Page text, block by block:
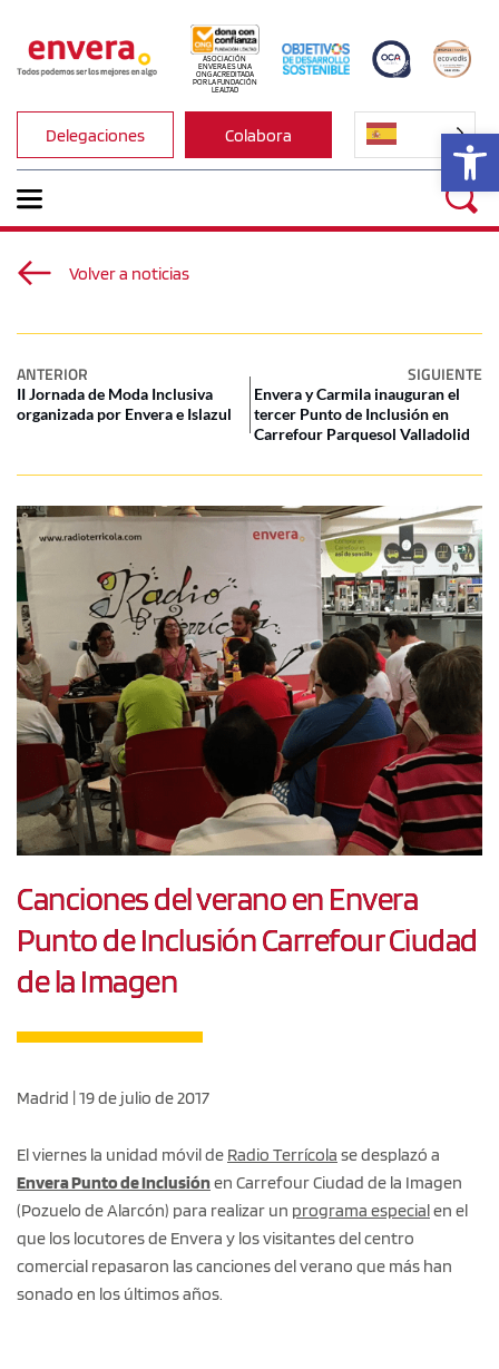
ASOCIACIÓN
ENVERA ES UNA
ONG ACREDITADA
POR LA FUNDACIÓN
LEALTAD
Delegaciones Colabora
Volver a noticias
ANTERIOR SIGUIENTE
II Jornada de Moda Inclusiva
organizada por Envera e Islazul
Envera y Carmila inauguran el
tercer Punto de Inclusión en
Carrefour Parquesol Valladolid
Canciones del verano en Envera
Punto de Inclusión Carrefour Ciudad
de la Imagen
Madrid | 19 de julio de 2017
El viernes la unidad móvil de Radio Terrícola se desplazó a
Envera Punto de Inclusiónen Carrefour Ciudad de la Imagen
(Pozuelo de Alarcón) para realizar un programa especialen el
que los locutores de Envera y los visitantes del centro
comercial repasaron las canciones del verano que más han
sonado en los últimos años.